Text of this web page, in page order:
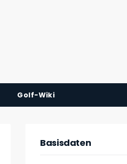
Golf-Wiki
Basisdaten